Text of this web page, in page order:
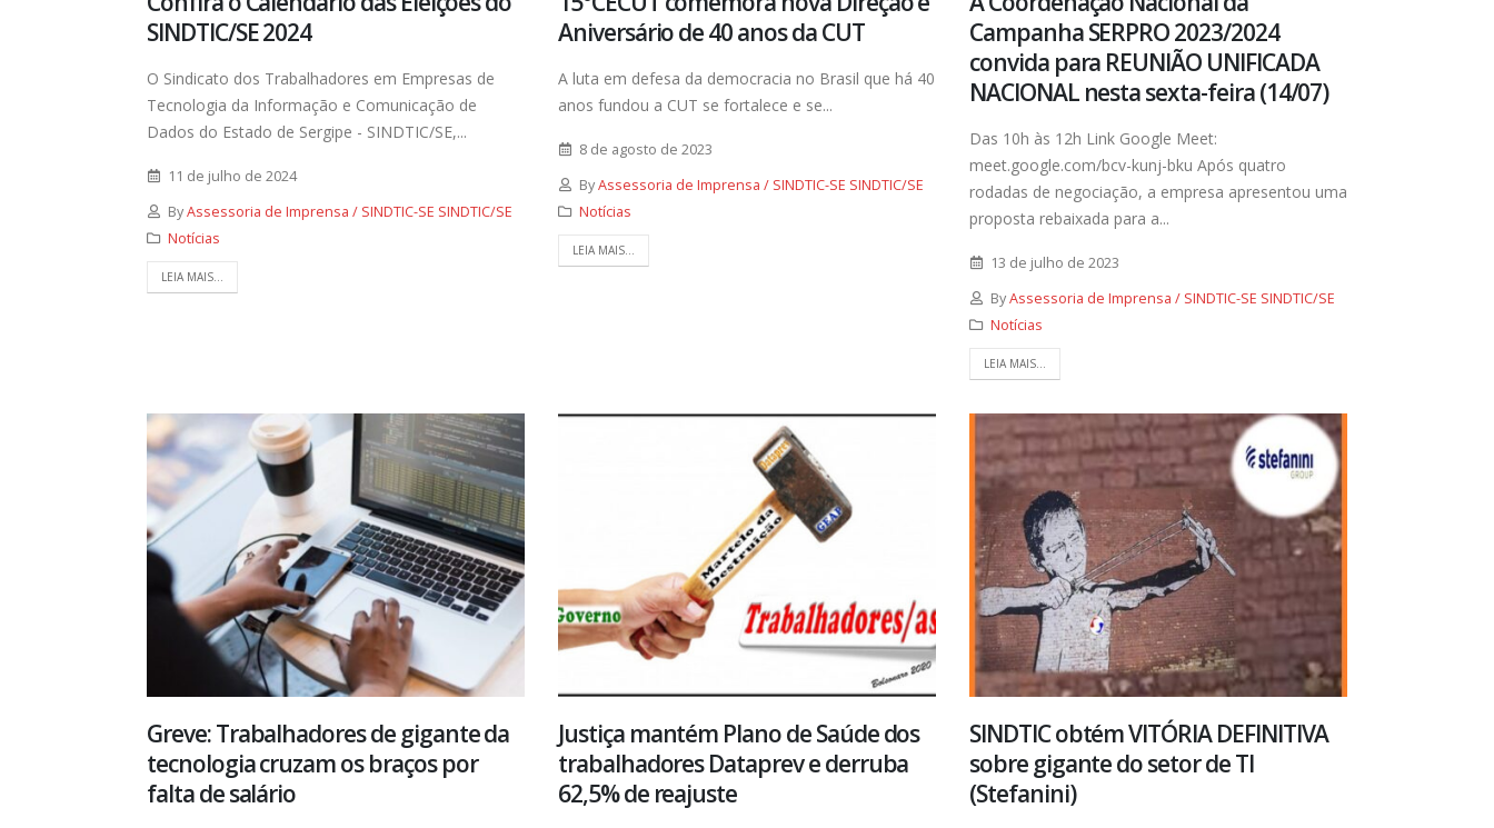
SINDTIC/SE 2024
O Sindicato dos Trabalhadores em Empresas de
Tecnologia da Informação e Comunicação de
Dados do Estado de Sergipe - SINDTIC/SE,...
11 de julho de 2024
ByAssessoria de Imprensa / SINDTIC-SE SINDTIC/SE
Notícias
LEIA MAIS...
Aniversário de 40 anos da CUT
A luta em defesa da democracia no Brasil que há 40
anos fundou a CUT se fortalece e se...
8 de agosto de 2023
ByAssessoria de Imprensa / SINDTIC-SE SINDTIC/SE
Notícias
LEIA MAIS...
Campanha SERPRO 2023/2024
convida para REUNIÃO UNIFICADA
NACIONAL nesta sexta-feira (14/07)
Das 10h às 12h Link Google Meet:
meet.google.com/bcv-kunj-bku Após quatro
rodadas de negociação, a empresa apresentou uma
proposta rebaixada para a...
13 de julho de 2023
ByAssessoria de Imprensa / SINDTIC-SE SINDTIC/SE
Notícias
LEIA MAIS...
Greve: Trabalhadores de gigante da
tecnologia cruzam os braços por
falta de salário
Justiça mantém Plano de Saúde dos
trabalhadores Dataprev e derruba
62,5% de reajuste
SINDTIC obtém VITÓRIA DEFINITIVA
sobre gigante do setor de TI
(Stefanini)